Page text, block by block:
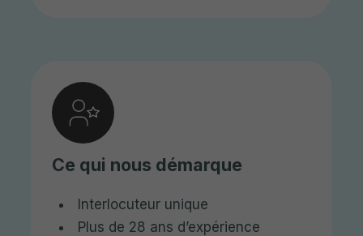
Ce qui nous démarque
Interlocuteur unique
Plus de 28 ans d’expérience